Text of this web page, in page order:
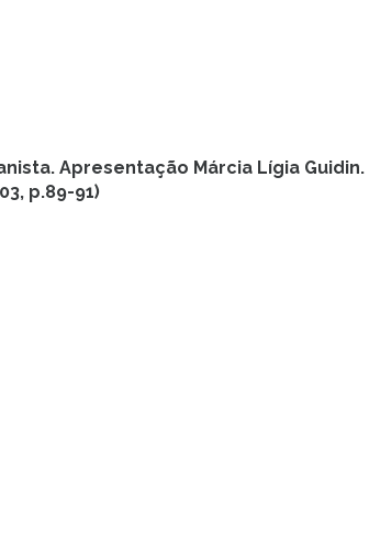
Apresentação Márcia Lígia Guidin.
p.89-91)